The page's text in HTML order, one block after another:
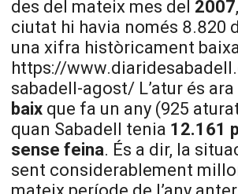
des del mateix mes del 2007
ciutat hi havia només 8.820
una xifra històricament
https://
sabadell-agost/ L’atur és ara
baix que fa un any (925
quan Sabadell tenia 12.161
sense feina. És a dir, la
sent considerablement
mateix període de l’any